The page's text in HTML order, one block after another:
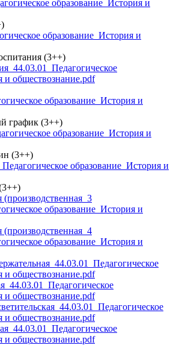
образование_История и
образование_История и
(3++)
и обществознание.pdf
образование_История и
график (3++)
образование_История и
(3++)
образование_История и
образование_История и
образование_История и
и обществознание.pdf
и обществознание.pdf
и обществознание.pdf
и обществознание.pdf